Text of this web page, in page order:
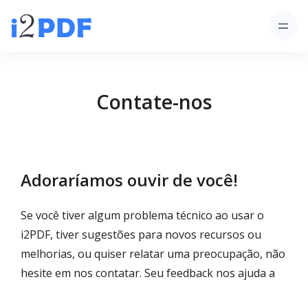
Contate-nos
Adoraríamos ouvir de você!
Se você tiver algum problema técnico ao usar o
i2PDF, tiver sugestões para novos recursos ou
melhorias, ou quiser relatar uma preocupação, não
hesite em nos contatar. Seu feedback nos ajuda a